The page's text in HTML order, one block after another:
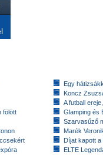
fölött
Egy
Koncz
A futball
Glamping és
Szarvasűző
Marék
Díjat kapott
ELTE